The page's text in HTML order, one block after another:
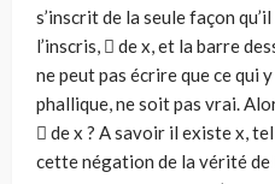
s’inscrit de la seule façon
l’inscris,  de x, et la barre
ne peut pas écrire que ce qui
phallique, ne soit pas vrai.
 de x ? A savoir il existe x,
cette négation de la vérité de